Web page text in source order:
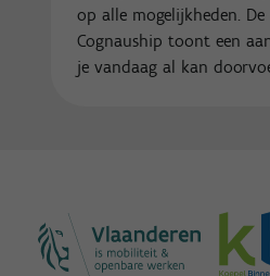
op alle mogelijkheden.
Cognauship toont een
je vandaag al kan